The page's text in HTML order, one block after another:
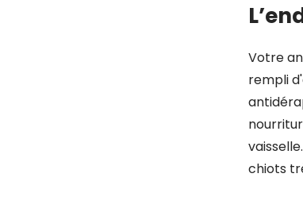
Votre
rempli
chiots